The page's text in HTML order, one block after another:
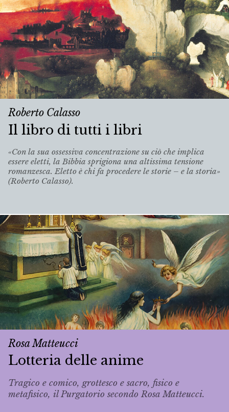
Roberto Calasso
Il libro di tutti i libri
«Con la sua ossessiva concentrazione su ciò che implica
essere eletti, la Bibbia sprigiona una altissima tensione
romanzesca. Eletto è chi fa procedere le storie – e la storia»
(Roberto Calasso).
Rosa Matteucci
Lotteria delle anime
Tragico e comico, grottesco e sacro, fisico e
metafisico, il Purgatorio secondo Rosa Matteucci.